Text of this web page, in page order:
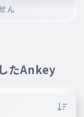
ん
たAnkey